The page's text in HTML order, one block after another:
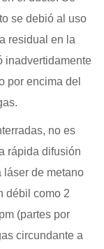
se debió al uso
residual en la
inadvertidamente
por encima del
no es
rápida difusión
láser de metano
débil como 2
(partes por
circundante a